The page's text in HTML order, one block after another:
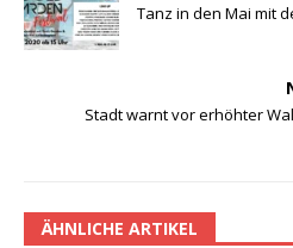
Tanz in den Mai mit
Stadt warnt vor erhöhter
ÄHNLICHE ARTIKEL